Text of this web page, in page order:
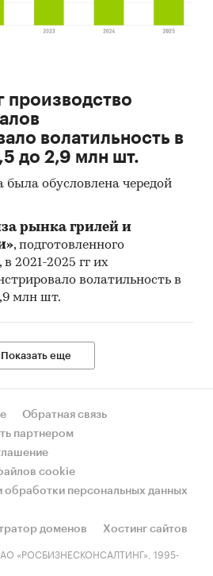
производство
волатильность в
до 2,9 млн шт.
обусловлена чередой
рынка грилей и
, подготовленного
2021-2025 гг их
волатильность в
млн шт.
Показать еще
Обратная связь
партнером
cookie
обработки персональных данных
доменов
Хостинг сайтов
«РОСБИЗНЕСКОНСАЛТИНГ», 1995-